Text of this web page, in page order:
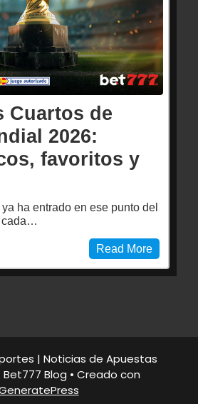
Cuartos de
2026:
favoritos y
ha entrado en ese punto del
cada…
Read More
| Noticias de Apuestas
Blog • Creado con